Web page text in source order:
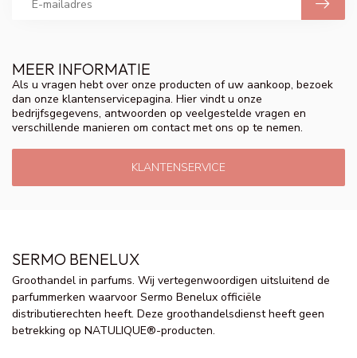
MEER INFORMATIE
Als u vragen hebt over onze producten of uw aankoop, bezoek
dan onze klantenservicepagina. Hier vindt u onze
bedrijfsgegevens, antwoorden op veelgestelde vragen en
verschillende manieren om contact met ons op te nemen.
KLANTENSERVICE
SERMO BENELUX
Groothandel in parfums. Wij vertegenwoordigen uitsluitend de
parfummerken waarvoor Sermo Benelux officiële
distributierechten heeft. Deze groothandelsdienst heeft geen
betrekking op NATULIQUE®-producten.